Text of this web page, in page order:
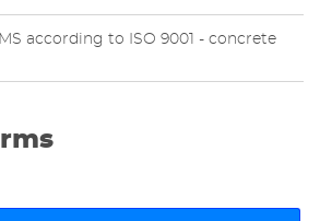
according to ISO 9001 - concrete